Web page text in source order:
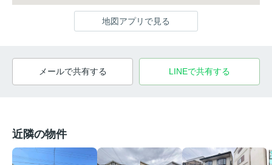
地図アプリで見る
メールで共有する LINEで共有する
近隣の物件